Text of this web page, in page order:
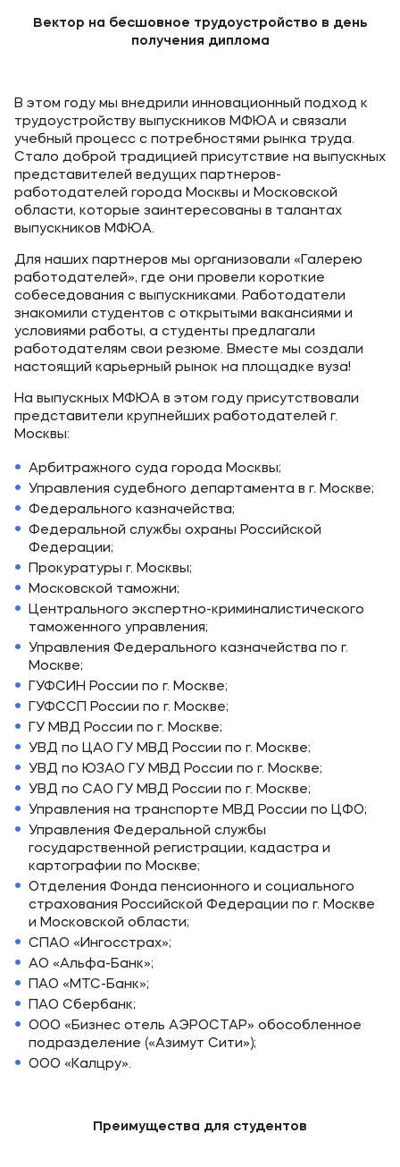
Вектор на бесшовное трудоустройство в день
получения диплома
В этом году мы внедрили инновационный подход к
трудоустройству выпускников МФЮА и связали
учебный процесс с потребностями рынка труда.
Стало доброй традицией присутствие на выпускных
представителей ведущих партнеров-
работодателей города Москвы и Московской
области, которые заинтересованы в талантах
выпускников МФЮА.
Для наших партнеров мы организовали «Галерею
работодателей», где они провели короткие
собеседования с выпускниками. Работодатели
знакомили студентов с открытыми вакансиями и
условиями работы, а студенты предлагали
работодателям свои резюме. Вместе мы создали
настоящий карьерный рынок на площадке вуза!
На выпускных МФЮА в этом году присутствовали
представители крупнейших работодателей г.
Москвы:
Арбитражного суда города Москвы;
Управления судебного департамента в г. Москве;
Федерального казначейства;
Федеральной службы охраны Российской
Федерации;
Прокуратуры г. Москвы;
Московской таможни;
Центрального экспертно-криминалистического
таможенного управления;
Управления Федерального казначейства по г.
Москве;
ГУФСИН России по г. Москве;
ГУФССП России по г. Москве;
ГУ МВД России по г. Москве;
УВД по ЦАО ГУ МВД России по г. Москве;
УВД по ЮЗАО ГУ МВД России по г. Москве;
УВД по САО ГУ МВД России по г. Москве;
Управления на транспорте МВД России по ЦФО;
Управления Федеральной службы
государственной регистрации, кадастра и
картографии по Москве;
Отделения Фонда пенсионного и социального
страхования Российской Федерации по г. Москве
и Московской области;
СПАО «Ингосстрах»;
АО «Альфа-Банк»;
ПАО «МТС-Банк»;
ПАО Сбербанк;
ООО «Бизнес отель АЭРОСТАР» обособленное
подразделение («Азимут Сити»);
ООО «Калцру».
Преимущества для студентов